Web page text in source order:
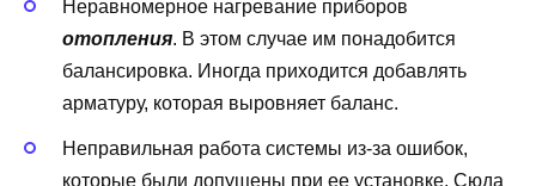
Неравномерное нагревание приборов
отопления. В этом случае им понадобится
балансировка. Иногда приходится добавлять
арматуру, которая выровняет баланс.
Неправильная работа системы из-за ошибок,
которые были допущены при ее установке. Сюда